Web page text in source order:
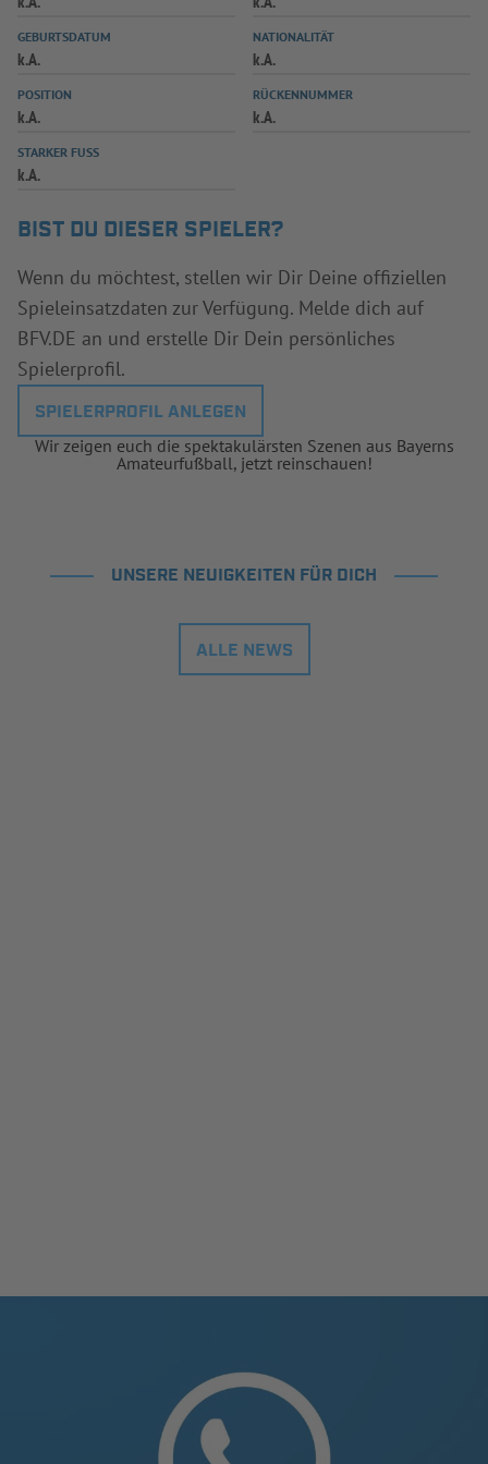
SPIELPLUS
GEBURTSDATUM
k.A.
NATIONALITÄT
k.A.
POSITION
k.A.
RÜCKENNUMMER
k.A.
STARKER FUSS
k.A.
BIST DU DIESER SPIELER?
Wenn du möchtest, stellen wir Dir Deine offiziellen
Spieleinsatzdaten zur Verfügung. Melde dich auf
BFV.DE an und erstelle Dir Dein persönliches
Spielerprofil.
SPIELERPROFIL ANLEGEN
Wir zeigen euch die spektakulärsten Szenen aus Bayerns
Amateurfußball, jetzt reinschauen!
UNSERE NEUIGKEITEN FÜR DICH
ALLE NEWS